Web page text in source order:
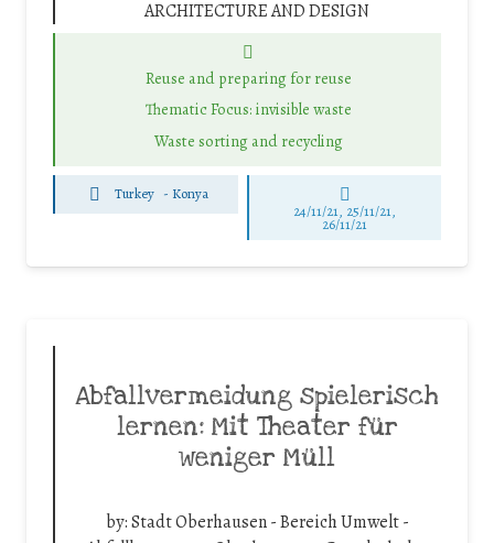
ARCHITECTURE AND DESIGN
Reuse and preparing for reuse
Thematic Focus: invisible waste
Waste sorting and recycling
Turkey - Konya
24/11/21, 25/11/21,
26/11/21
Abfallvermeidung spielerisch
lernen: Mit Theater für
weniger Müll
by:Stadt Oberhausen - Bereich Umwelt -